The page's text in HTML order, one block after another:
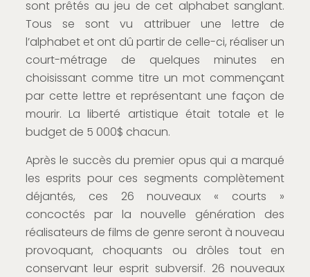
sont prêtés au jeu de cet alphabet sanglant.
Tous se sont vu attribuer une lettre de
l’alphabet et ont dû partir de celle-ci, réaliser un
court-métrage de quelques minutes en
choisissant comme titre un mot commençant
par cette lettre et représentant une façon de
mourir. La liberté artistique était totale et le
budget de 5 000$ chacun.
Après le succès du premier opus qui a marqué
les esprits pour ces segments complètement
déjantés, ces 26 nouveaux « courts »
concoctés par la nouvelle génération des
réalisateurs de films de genre seront à nouveau
provoquant, choquants ou drôles tout en
conservant leur esprit subversif. 26 nouveaux